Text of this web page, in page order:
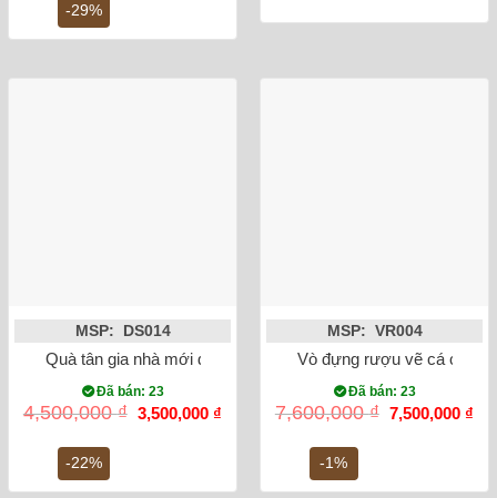
-29%
600,000 ₫.
-22%
MSP: DS014
Quà tân gia nhà mới đĩa cảnh thuận buồm xuôi gió dát vàng
Đã bán: 23
4,500,000₫ Giá
gốc
3,500,000 ₫
3,500,000 ₫.
-1%
MSP: VR004
Vò đựng rượu vẽ cá chép
Đã bán: 23
7,600,000₫ Giá
gốc
7,500,000 ₫